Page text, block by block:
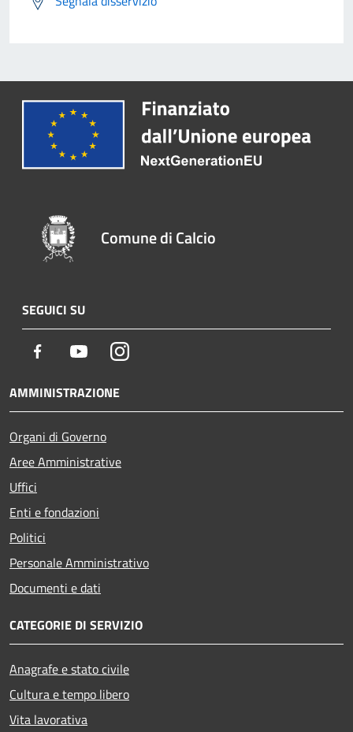
Comune di Calcio
SEGUICI SU
Facebook YoutubeInstagram
AMMINISTRAZIONE
Organi di Governo
Aree Amministrative
Uffici
Enti e fondazioni
Politici
Personale Amministrativo
Documenti e dati
CATEGORIE DI SERVIZIO
Anagrafe e stato civile
Cultura e tempo libero
Vita lavorativa